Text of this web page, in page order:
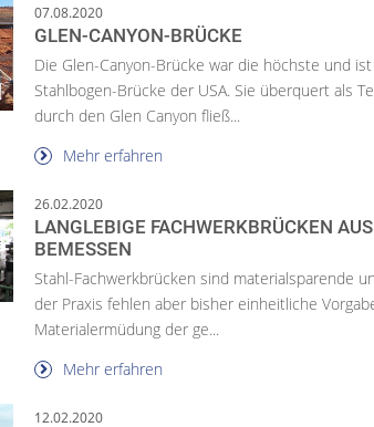
07.08.2020
GLEN-CANYON-BRÜCKE
Die Glen-Canyon-Brücke war die höchste und
Stahlbogen-Brücke der USA. Sie überquert als
durch den Glen Canyon fließ...
Mehr erfahren
26.02.2020
LANGLEBIGE FACHWERKBRÜCKEN
BEMESSEN
Stahl-Fachwerkbrücken sind materialsparende
der Praxis fehlen aber bisher einheitliche
Materialermüdung der ge...
Mehr erfahren
12.02.2020